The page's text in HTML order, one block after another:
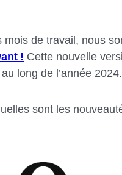
mois de travail, nous
! Cette nouvelle
long de l’année
sont les